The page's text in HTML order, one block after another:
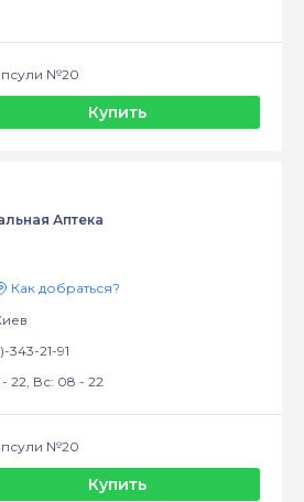
№20
Купить
Аптека
Как добраться?
21-91
22, Вс: 08 - 22
№20
Купить